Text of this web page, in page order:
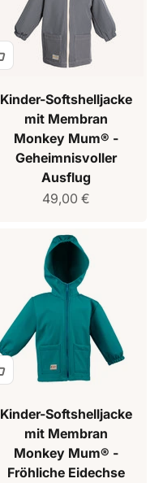
Kinder-Softshelljacke
mit Membran
Monkey Mum® -
Geheimnisvoller
Ausflug
Verkaufspreis
49,00 €
Kinder-Softshelljacke
mit Membran
Monkey Mum® -
Fröhliche Eidechse